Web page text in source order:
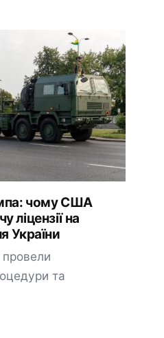
чому США
ліцензії на
України
та